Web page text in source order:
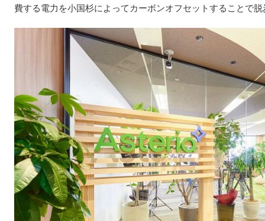
費する電力を小国杉によってカーボンオフセットすることで